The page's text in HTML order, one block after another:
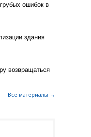
ошибок в
здания
возвращаться
Все материалы →